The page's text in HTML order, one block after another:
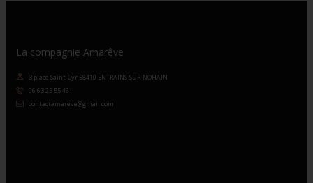
La compagnie Amarêve
3 place Saint-Cyr 58410 ENTRAINS-SUR-NOHAIN
06 63 25 55 46
contactamareve@gmail.com